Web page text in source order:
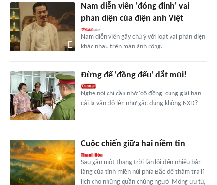
Nam diễn viên 'đóng đinh' vai
phản diện của điện ảnh Việt
Nam diễn viên gây chú ý với loạt vai phản diện
khác nhau trên màn ảnh rộng.
Đừng để 'đồng đểu' dắt mũi!
Nghe nói chỉ cần nhờ 'cô đồng' cúng giải hạn
cái là vận đỏ lên như gấc đúng không NXD?
Cuộc chiến giữa hai niềm tin
Sau gần một tháng trời lặn lội đến nhiều bản
làng của tỉnh miền núi phía Bắc để thẩm tra lí
lịch cho những quần chúng người Mông ưu tú,